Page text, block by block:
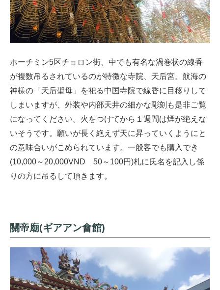
ホーチミン5区チョロン街、中でも有名な渦巻状の線香
が複数吊るされているのが特徴な寺院、天后宮。航海の
神様の「天后聖母」を祀る中国寺院で線香に目移りして
しまいますが、外装や内部天井の細かな彫刻も是非ご覧
になってください。火をつけてから１週間は煙が絶えな
いそうです。願いが長く絶えず天に昇っていくようにと
の意味合いがこめられています。一般客でも購入でき
(10,000～20,000VND 50～100円)札に氏名を記入し係
りの方に吊るして頂きます。
關帝廟(ギアアン會館)